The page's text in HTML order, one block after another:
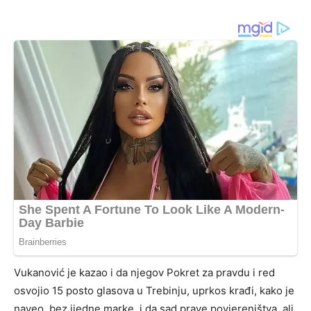
Vukanović je kazao i da njegov Pokret za pravdu i red
osvojio 15 posto glasova u Trebinju, uprkos krađi, kako je